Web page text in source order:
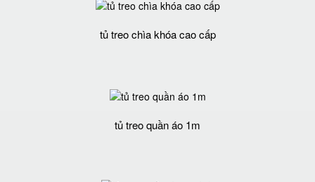
tủ treo chìa khóa cao cấp
tủ treo quần áo 1m